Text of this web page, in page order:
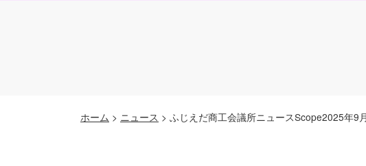
ホーム > ニュース > ふじえだ商工会議所ニュースScope2025年9